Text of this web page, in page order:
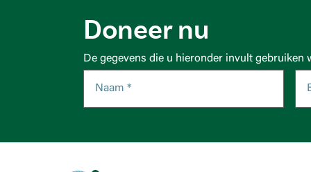
Doneer nu
De gegevens die u hieronder invult